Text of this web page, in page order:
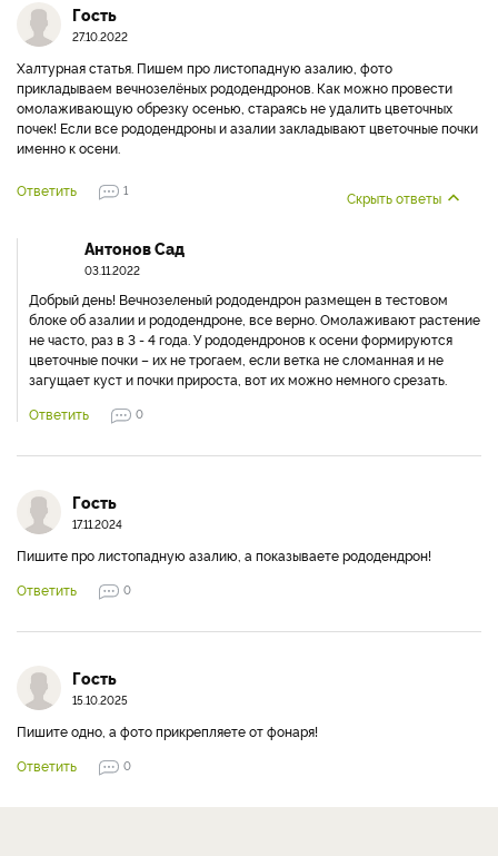
Гость
27.10.2022
Халтурная статья. Пишем про листопадную азалию, фото
прикладываем вечнозелёных рододендронов. Как можно провести
омолаживающую обрезку осенью, стараясь не удалить цветочных
почек! Если все рододендроны и азалии закладывают цветочные почки
именно к осени.
Ответить 1 Скрыть ответы
Антонов Сад
03.11.2022
Добрый день! Вечнозеленый рододендрон размещен в тестовом
блоке об азалии и рододендроне, все верно. Омолаживают растение
не часто, раз в 3 - 4 года. У рододендронов к осени формируются
цветочные почки – их не трогаем, если ветка не сломанная и не
загущает куст и почки прироста, вот их можно немного срезать.
Ответить
0
Гость
17.11.2024
Пишите про листопадную азалию, а показываете рододендрон!
Ответить
0
Гость
15.10.2025
Пишите одно, а фото прикрепляете от фонаря!
Ответить
0